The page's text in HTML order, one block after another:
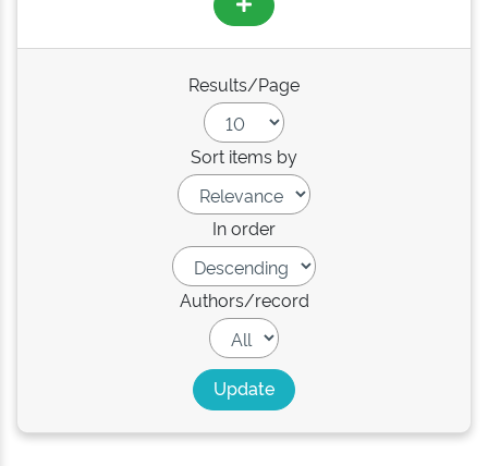
Results/Page
Sort items by
In order
Authors/record